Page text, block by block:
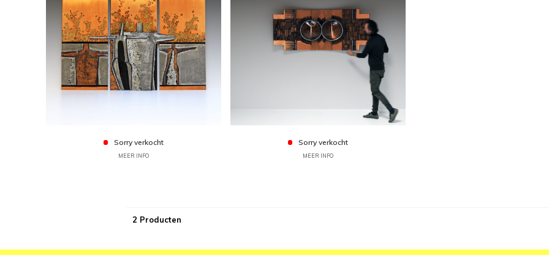
Sorry verkocht
MEER INFO
Sorry verkocht
MEER INFO
2 Producten